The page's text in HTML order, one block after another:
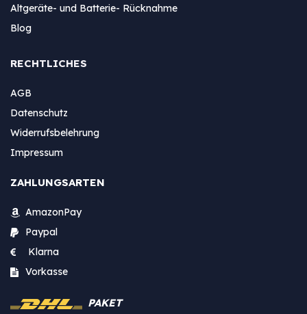
Altgeräte- und Batterie- Rücknahme
Blog
RECHTLICHES
AGB
Datenschutz
Widerrufsbelehrung
Impressum
ZAHLUNGSARTEN
AmazonPay
Paypal
Klarna
Vorkasse
PAKET